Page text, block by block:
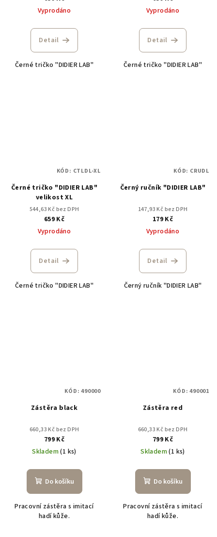
Vyprodáno
Detail
Černé tričko "DIDIER LAB"
Vyprodáno
Detail
Černé tričko "DIDIER LAB"
Černé tričko "DIDIER LAB"
velikost XL
544,63 Kč bez DPH
659 Kč
Vyprodáno
Detail
Černé tričko "DIDIER LAB"
KÓD: CTLDL-XL
Černý ručník "DIDIER LAB"
147,93 Kč bez DPH
179 Kč
Vyprodáno
Detail
Černý ručník "DIDIER LAB"
KÓD: CRUDL
Zástěra black
660,33 Kč bez DPH
799 Kč
Skladem(1 ks)
Do košíku
Pracovní zástěra s imitací
hadí kůže.
KÓD:490000
Zástěra red
660,33 Kč bez DPH
799 Kč
Skladem(1 ks)
Do košíku
Pracovní zástěra s imitací
hadí kůže.
KÓD:490001